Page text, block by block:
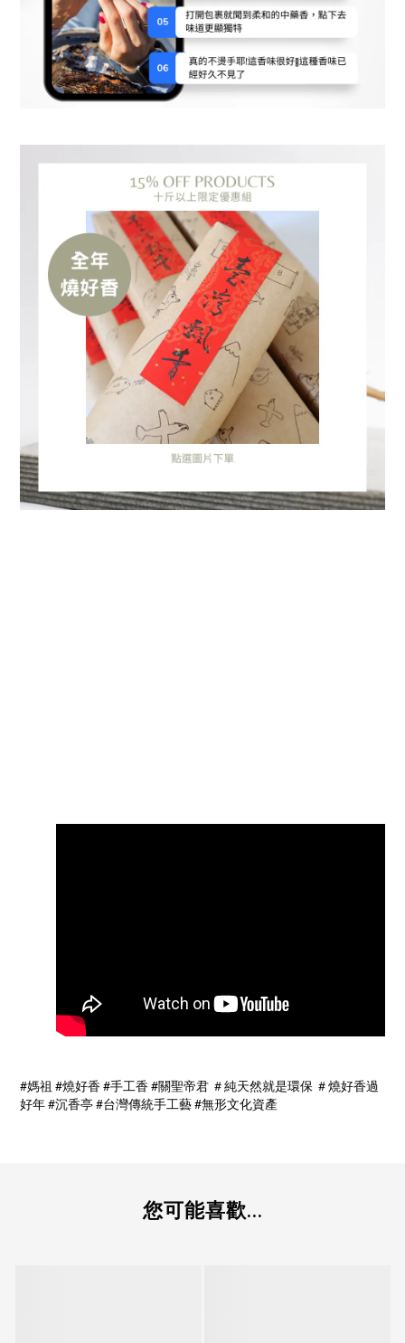
#媽祖 #燒好香 #手工香 #關聖帝君 ＃純天然就是環保 ＃燒好香過
好年 #沉香亭 #台灣傳統手工藝 #無形文化資產
您可能喜歡...